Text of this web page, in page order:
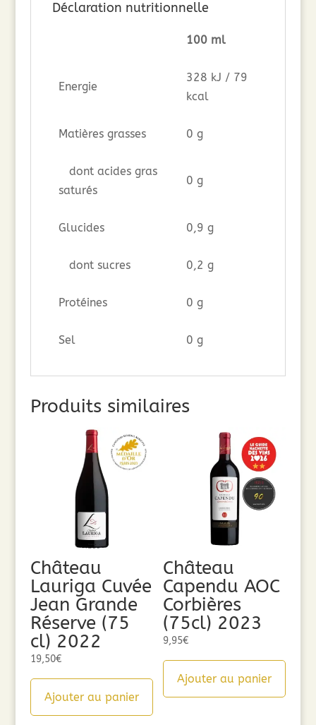
Déclaration nutritionnelle
100 ml
Energie
328 kJ / 79
kcal
Matières grasses 0 g
dont acides gras
saturés
0 g
Glucides 0,9 g
dont sucres 0,2 g
Protéines 0 g
Sel 0 g
Produits similaires
Château
Lauriga Cuvée
Jean Grande
Réserve (75
cl) 2022
19,50€
Ajouter au panier
Château
Capendu AOC
Corbières
(75cl) 2023
9,95€
Ajouter au panier